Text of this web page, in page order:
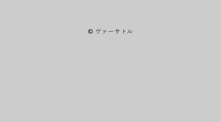
© ヴァーサトル